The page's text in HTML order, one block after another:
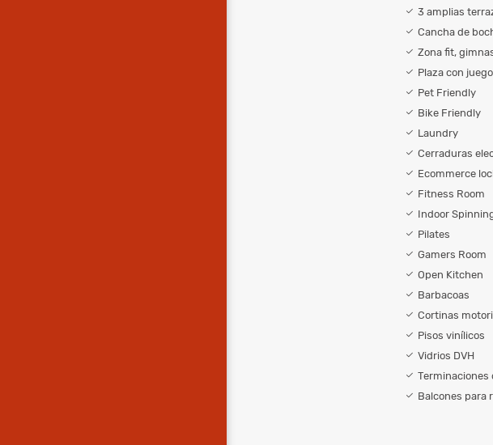
3 amplias
Cancha de
Zona fit,
Plaza con
Pet Friendly
Bike Friendly
Laundry
Cerraduras
Ecommerce
Fitness Room
Indoor
Pilates
Gamers Room
Open Kitchen
Barbacoas
Cortinas
Pisos vinílicos
Vidrios DVH
Balcones para